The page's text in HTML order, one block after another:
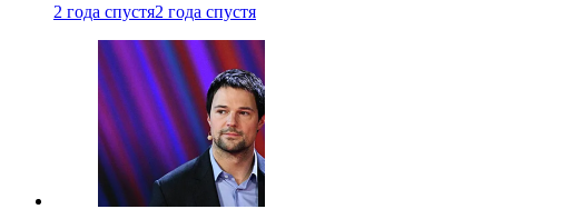
2 года спустя2 года спустя